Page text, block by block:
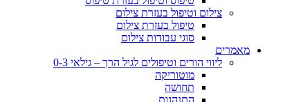
צילום וטיפול בעזרת צילום
טיפול בעזרת צילום
סוגי עבודות צילום
מאמרים
ליווי הורים וטיפולים לגיל הרך – גילאי 0-3
מוטוריקה
תחושה
התנהגות